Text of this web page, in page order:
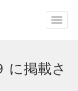
に掲載さ